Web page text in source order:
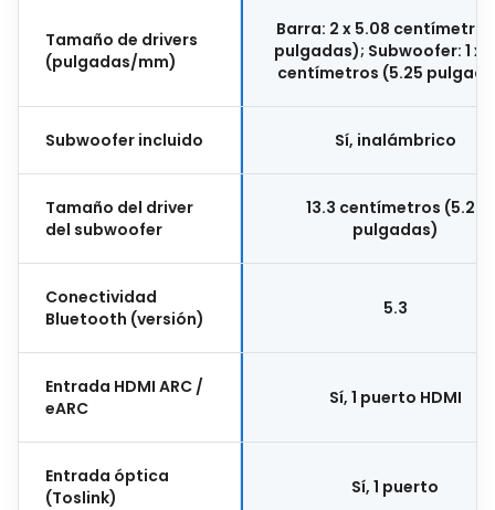
Tamaño de drivers
(pulgadas/mm)
Barra: 2 x 5.08
pulgadas); Subwoofer: 1 x
centímetros (5.25
Subwoofer incluido Sí, inalámbrico
Tamaño del driver
del subwoofer
13.3 centímetros (5.25
pulgadas)
Conectividad
Bluetooth (versión)
5.3
Entrada HDMI ARC /
eARC
Sí, 1 puerto HDMI
Entrada óptica
(Toslink)
Sí, 1 puerto